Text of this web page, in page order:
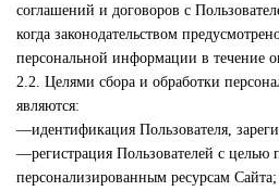
соглашений и договоров с
когда законодательством
персональной информации в течение
2.2. Целями сбора и обработки
являются:
—идентификация Пользователя,
—регистрация Пользователей с целью
персонализированным ресурсам Сайта;